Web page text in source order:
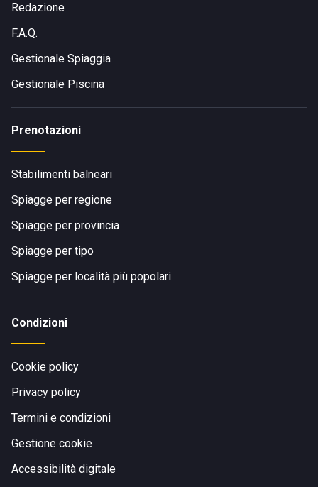
Redazione
F.A.Q.
Gestionale Spiaggia
Gestionale Piscina
Prenotazioni
Stabilimenti balneari
Spiagge per regione
Spiagge per provincia
Spiagge per tipo
Spiagge per località più popolari
Condizioni
Cookie policy
Privacy policy
Termini e condizioni
Gestione cookie
Accessibilità digitale